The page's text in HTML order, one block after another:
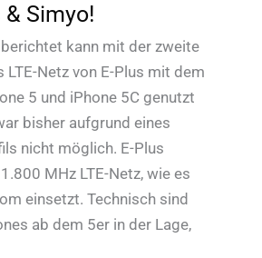
& Simyo!
kann mit der zweite
LTE-Netz von E-Plus mit dem
5 und iPhone 5C genutzt
bisher aufgrund eines
nicht möglich. E-Plus
MHz LTE-Netz, wie es
einsetzt. Technisch sind
ab dem 5er in der Lage,